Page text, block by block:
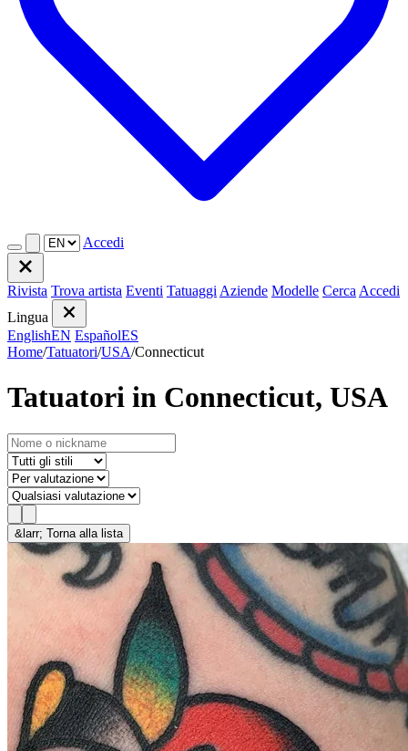
Accedi
Rivista Trova artista Eventi Tatuaggi Aziende Modelle Cerca Accedi
Lingua
EnglishEN EspañolES
Home/Tatuatori/USA/Connecticut
Tatuatori in Connecticut, USA
&larr; Torna alla lista